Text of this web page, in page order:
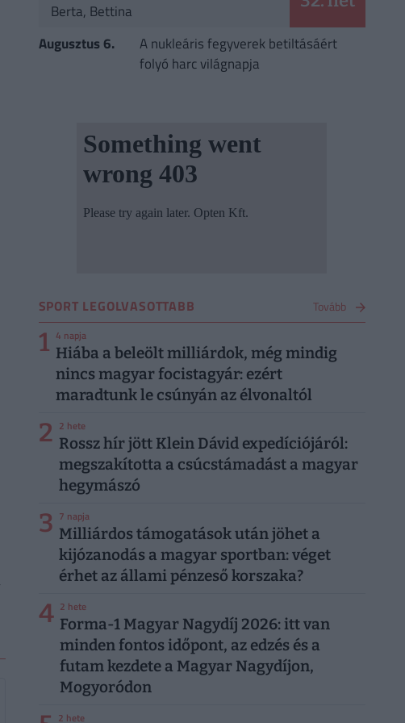
Berta, Bettina
Augusztus 6.
A nukleáris fegyverek betiltásáért
folyó harc világnapja
SPORT LEGOLVASOTTABB Tovább
1 4 napja
Hiába a beleölt milliárdok, még mindig
nincs magyar focistagyár: ezért
maradtunk le csúnyán az élvonaltól
2 2 hete
Rossz hír jött Klein Dávid expedíciójáról:
megszakította a csúcstámadást a magyar
hegymászó
3 7 napja
Milliárdos támogatások után jöhet a
kijózanodás a magyar sportban: véget
érhet az állami pénzeső korszaka?
4 2 hete
Forma-1 Magyar Nagydíj 2026: itt van
minden fontos időpont, az edzés és a
futam kezdete a Magyar Nagydíjon,
Mogyoródon
2 hete